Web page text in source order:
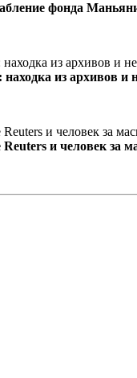
фонда
из архивов и
и человек за